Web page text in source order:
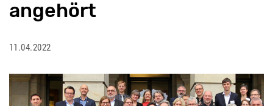
angehört
11.04.2022